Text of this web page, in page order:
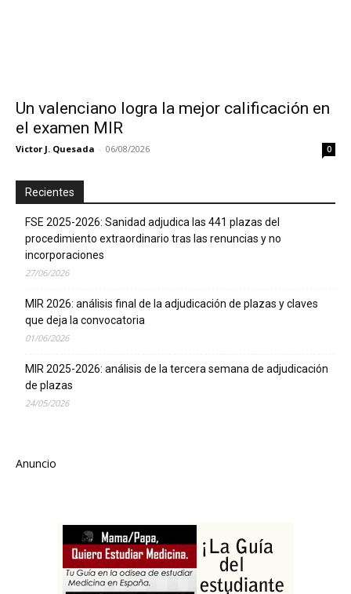
Un valenciano logra la mejor calificación en
el examen MIR
Victor J. Quesada - 06/08/2026 0
Recientes
FSE 2025-2026: Sanidad adjudica las 441 plazas del
procedimiento extraordinario tras las renuncias y no
incorporaciones
27/06/2026
MIR 2026: análisis final de la adjudicación de plazas y claves
que deja la convocatoria
01/06/2026
MIR 2025-2026: análisis de la tercera semana de adjudicación
de plazas
24/05/2026
Anuncio